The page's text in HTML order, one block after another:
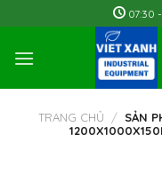
to
content
07:30 -
TRANG CHỦ / SẢN